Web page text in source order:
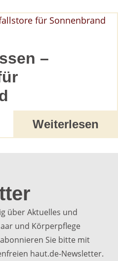
–
Weiterlesen
über Aktuelles und
und Körperpflege
Sie bitte mit
haut.de-Newsletter.